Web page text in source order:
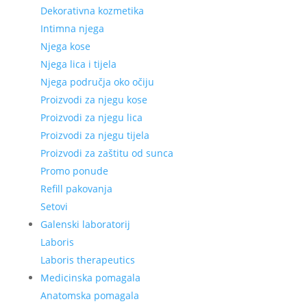
Dekorativna kozmetika
Intimna njega
Njega kose
Njega lica i tijela
Njega područja oko očiju
Proizvodi za njegu kose
Proizvodi za njegu lica
Proizvodi za njegu tijela
Proizvodi za zaštitu od sunca
Promo ponude
Refill pakovanja
Setovi
Galenski laboratorij
Laboris
Laboris therapeutics
Medicinska pomagala
Anatomska pomagala